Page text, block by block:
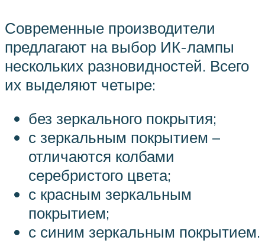
Современные производители
предлагают на выбор ИК-лампы
нескольких разновидностей. Всего
их выделяют четыре:
без зеркального покрытия;
с зеркальным покрытием –
отличаются колбами
серебристого цвета;
с красным зеркальным
покрытием;
с синим зеркальным покрытием.